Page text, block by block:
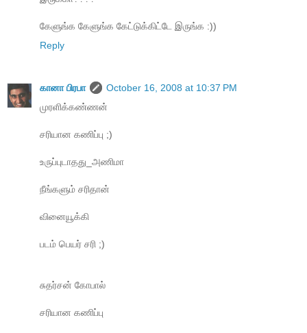
கேளுங்க கேளுங்க கேட்டுக்கிட்டே இருங்க :))
Reply
கானா பிரபா
October 16, 2008 at 10:37 PM
முரளிக்கண்ணன்
சரியான கணிப்பு ;)
உருப்புடாதது_அணிமா
நீங்களும் சரிதான்
வினையூக்கி
படம் பெயர் சரி ;)
சுதர்சன் கோபால்
சரியான கணிப்பு